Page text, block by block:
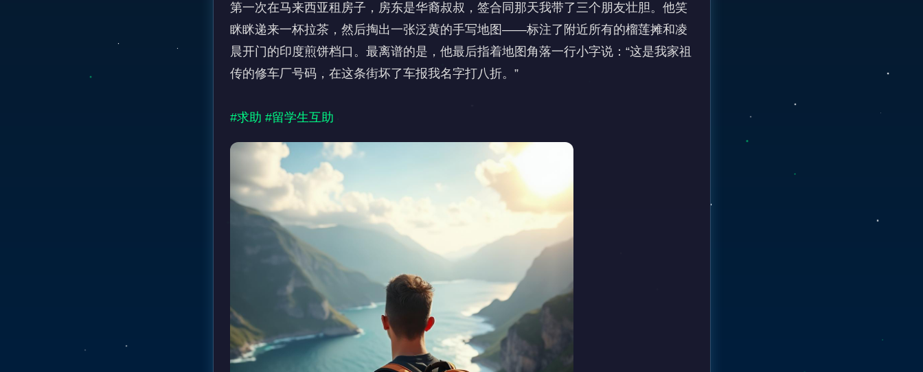
第一次在马来西亚租房子，房东是华裔叔叔，签合同那天我带了三个朋友壮胆。他笑
眯眯递来一杯拉茶，然后掏出一张泛黄的手写地图——标注了附近所有的榴莲摊和凌
晨开门的印度煎饼档口。最离谱的是，他最后指着地图角落一行小字说：“这是我家祖
传的修车厂号码，在这条街坏了车报我名字打八折。”
#求助 #留学生互助